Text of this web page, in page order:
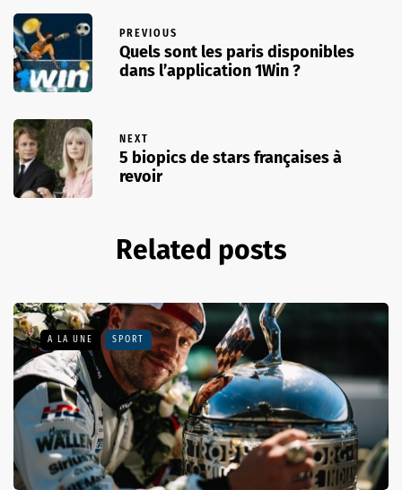
PREVIOUS
Quels sont les paris disponibles
dans l’application 1Win ?
NEXT
5 biopics de stars françaises à
revoir
Related posts
A LA UNE SPORT